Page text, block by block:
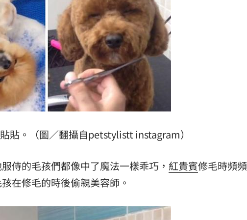
08:32
訊 08:28
貼。（圖／翻攝自petstylistt instagram）
侍的毛孩們都像中了魔法一樣乖巧， 紅貴賓修毛時頻頻
在修毛的時後偷親美容師。